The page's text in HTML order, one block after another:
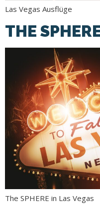
Las Vegas Ausflüge
THE
The SPHERE in Las Vegas